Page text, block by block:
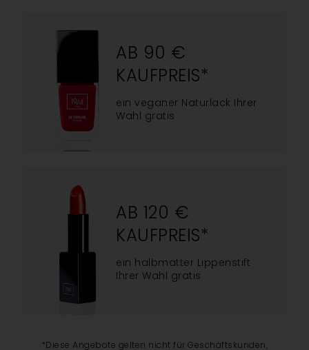
AB 90 €
KAUFPREIS*
ein veganer Naturlack Ihrer
Wahl gratis
AB 120 €
KAUFPREIS*
ein halbmatter Lippenstift
Ihrer Wahl gratis
*Diese Angebote gelten nicht für Geschäftskunden,